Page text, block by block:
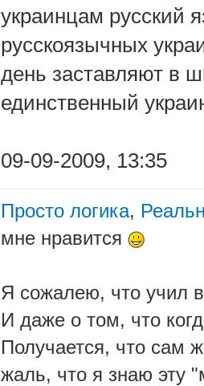
украинцам русский
русскоязычных
день заставляют в
единственный
09-09-2009, 13:35
Просто логика,
мне нравится
Я сожалею, что учил
И даже о том, что
Получается, что сам
жаль, что я знаю эту